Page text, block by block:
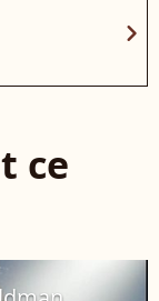
chevron_right
ce